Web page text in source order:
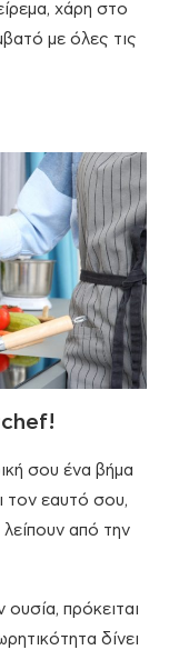
χάρη στο
με όλες τις
σου ένα βήμα
τον εαυτό σου,
από την
ουσία, πρόκειται
δίνει